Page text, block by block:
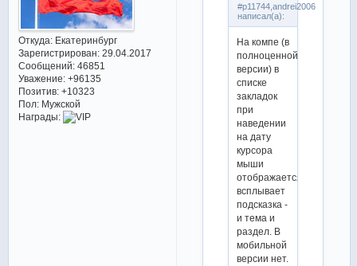
Откуда:Екатеринбург
Зарегистрирован: 29.04.2017
Сообщений:46851
Уважение: +96135
Позитив: +10323
Пол:Мужской
Награды:
#p11744,andrei2006
написал(а):
На компе (в
полноценной
версии) в
списке
закладок
при
наведении
на дату
курсора
мыши
отображается/
всплывает
подсказка -
и тема и
раздел. В
мобильной
версии нет.